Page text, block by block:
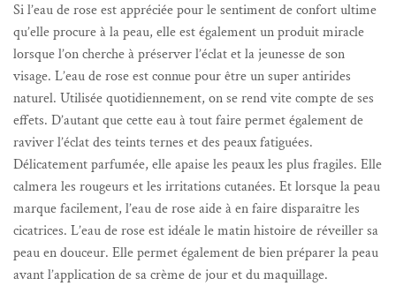
Si l’eau de rose est appréciée pour le sentiment de confort ultime
qu’elle procure à la peau, elle est également un produit miracle
lorsque l’on cherche à préserver l’éclat et la jeunesse de son
visage. L’eau de rose est connue pour être un super antirides
naturel. Utilisée quotidiennement, on se rend vite compte de ses
effets. D’autant que cette eau à tout faire permet également de
raviver l’éclat des teints ternes et des peaux fatiguées.
Délicatement parfumée, elle apaise les peaux les plus fragiles. Elle
calmera les rougeurs et les irritations cutanées. Et lorsque la peau
marque facilement, l’eau de rose aide à en faire disparaître les
cicatrices. L’eau de rose est idéale le matin histoire de réveiller sa
peau en douceur. Elle permet également de bien préparer la peau
avant l’application de sa crème de jour et du maquillage.